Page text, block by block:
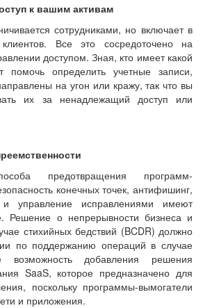
к вашим активам
сотрудниками, но включает в
Все это сосредоточено на
доступом. Зная, кто имеет какой
помочь определить учетные записи,
на угон или кражу, так что вы
их за ненадлежащий доступ или
предотвращения программ-
конечных точек, антифишинг,
управление исправлениями имеют
Решение о непрерывности бизнеса и
стихийных бедствий (BCDR) должно
по поддержанию операций в случае
возможность добавления решения
SaaS, которое предназначено для
поскольку программы-вымогатели
и приложения.